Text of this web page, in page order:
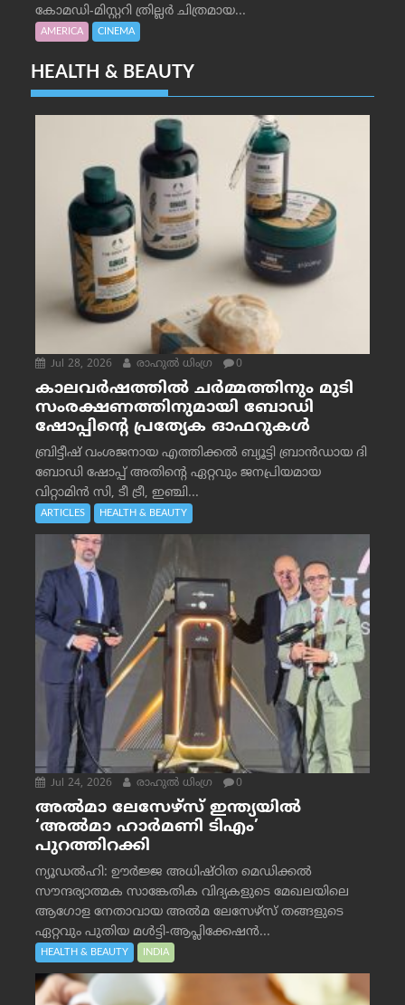
കോമഡി-മിസ്റ്ററി ത്രില്ലർ ചിത്രമായ...
AMERICA CINEMA
HEALTH & BEAUTY
Jul 28, 2026 രാഹുല്‍ ധിംഗ്ര 0
കാലവർഷത്തിൽ ചർമ്മത്തിനും മുടി
സംരക്ഷണത്തിനുമായി ബോഡി
ഷോപ്പിന്റെ പ്രത്യേക ഓഫറുകൾ
ബ്രിട്ടീഷ് വംശജനായ എത്തിക്കൽ ബ്യൂട്ടി ബ്രാൻഡായ ദി
ബോഡി ഷോപ്പ് അതിന്റെ ഏറ്റവും ജനപ്രിയമായ
വിറ്റാമിൻ സി, ടീ ട്രീ, ഇഞ്ചി...
ARTICLES HEALTH & BEAUTY
Jul 24, 2026 രാഹുല്‍ ധിംഗ്ര 0
അൽമാ ലേസേഴ്സ് ഇന്ത്യയിൽ
‘അൽമാ ഹാർമണി ടിഎം’
പുറത്തിറക്കി
ന്യൂഡൽഹി: ഊർജ്ജ അധിഷ്ഠിത മെഡിക്കൽ
സൗന്ദര്യാത്മക സാങ്കേതിക വിദ്യകളുടെ മേഖലയിലെ
ആഗോള നേതാവായ അൽമ ലേസേഴ്സ് തങ്ങളുടെ
ഏറ്റവും പുതിയ മൾട്ടി-ആപ്ലിക്കേഷൻ...
HEALTH & BEAUTY INDIA